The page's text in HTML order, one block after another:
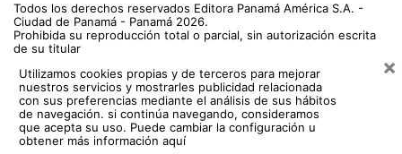
Todos los derechos reservados Editora Panamá América S.A. -
Ciudad de Panamá - Panamá 2026.
Prohibida su reproducción total o parcial, sin autorización escrita
de su titular
Utilizamos cookies propias y de terceros para mejorar
nuestros servicios y mostrarles publicidad relacionada
con sus preferencias mediante el análisis de sus hábitos
de navegación. si continúa navegando, consideramos
que acepta su uso. Puede cambiar la configuración u
obtener más información aquí
×